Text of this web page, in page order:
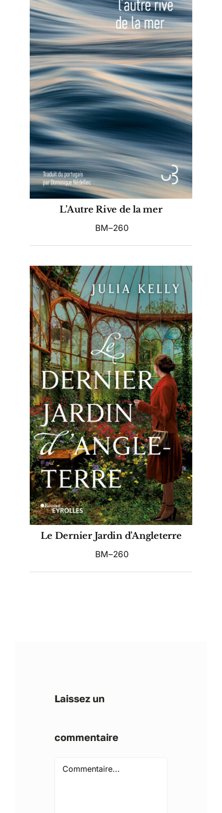
L’Autre Rive de la mer
BM–260
Le Dernier Jardin d’Angleterre
BM–260
Laissez un
commentaire
Comment